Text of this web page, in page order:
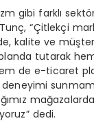
gibi farklı
“Çitlekçi
kalite ve
tutarak
de e-ticaret
dedi.